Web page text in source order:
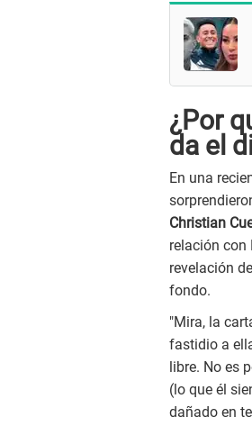
¿Por
da el
En una
Christian
relación con
revelación
fondo.
"Mira, la
fastidio a
libre. No es
(lo que él
dañado en